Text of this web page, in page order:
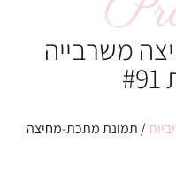
משרבייה
/ תמונת מתכת-מחיצה